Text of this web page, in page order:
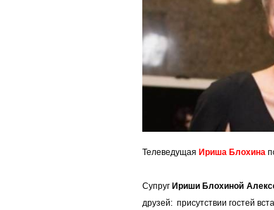
Телеведущая Ириша Блохина
СупругИриши Блохиной
друзей: присутствии гостей